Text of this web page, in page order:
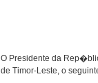
9/
O Presidente da
de Timor-Leste, o